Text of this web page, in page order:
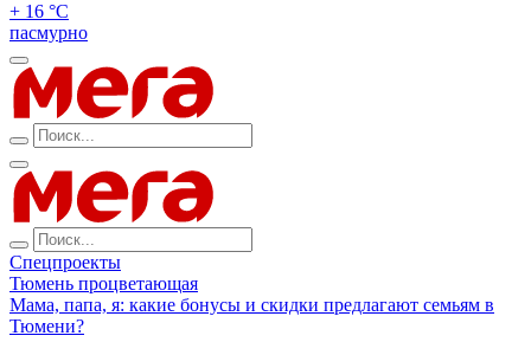
+ 16 °С
пасмурно
Спецпроекты
Тюмень процветающая
Мама, папа, я: какие бонусы и скидки предлагают семьям в
Тюмени?